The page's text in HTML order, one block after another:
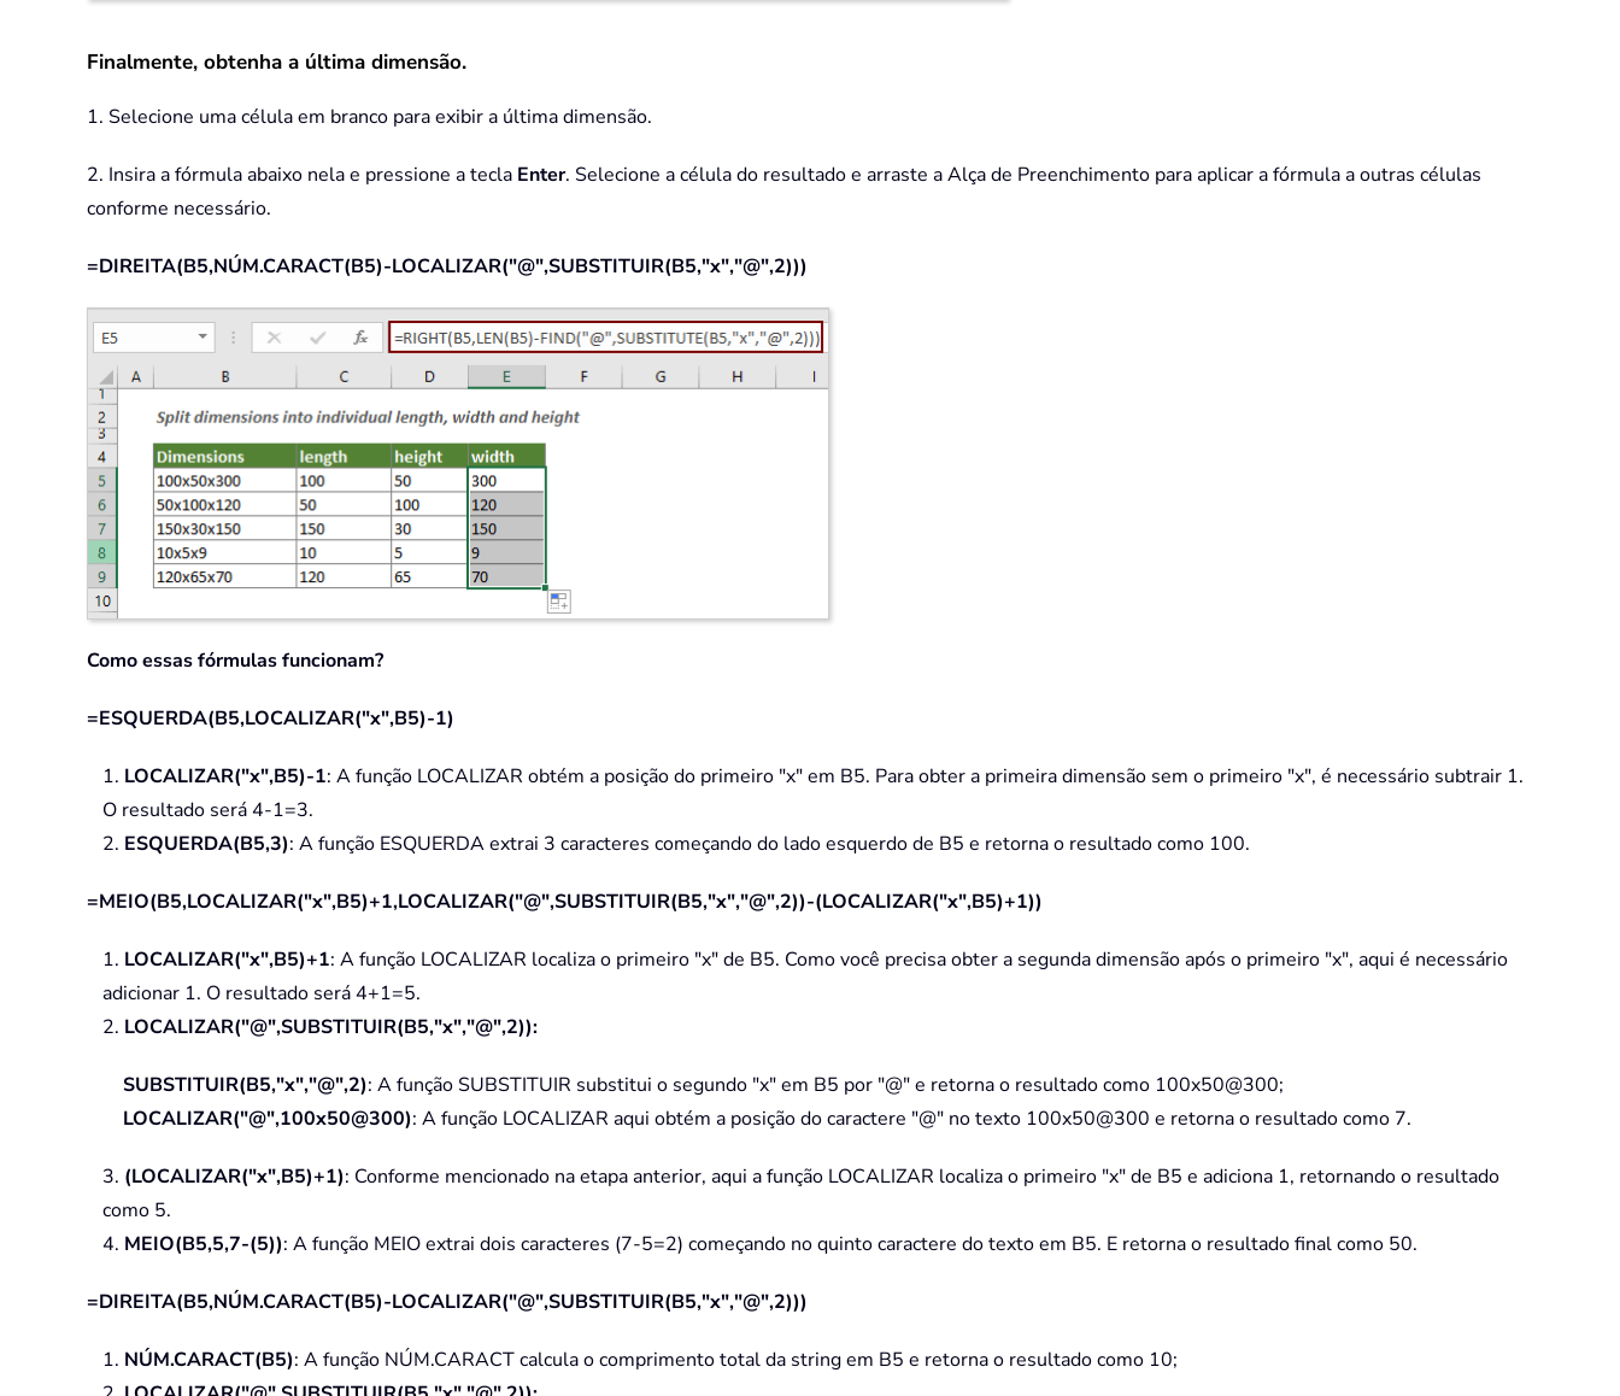
Finalmente, obtenha a última dimensão.
1. Selecione uma célula em branco para exibir a última dimensão.
2. Insira a fórmula abaixo nela e pressione a tecla Enter. Selecione a célula do resultado e arraste a Alça de Preenchimento para aplicar a fórmula a outras células
conforme necessário.
=DIREITA(B5,NÚM.CARACT(B5)-LOCALIZAR("@",SUBSTITUIR(B5,"x","@",2)))
Como essas fórmulas funcionam?
=ESQUERDA(B5,LOCALIZAR("x",B5)-1)
1. LOCALIZAR("x",B5)-1: A função LOCALIZAR obtém a posição do primeiro "x" em B5. Para obter a primeira dimensão sem o primeiro "x", é necessário subtrair 1.
O resultado será 4-1=3.
2. ESQUERDA(B5,3): A função ESQUERDA extrai 3 caracteres começando do lado esquerdo de B5 e retorna o resultado como 100.
=MEIO(B5,LOCALIZAR("x",B5)+1,LOCALIZAR("@",SUBSTITUIR(B5,"x","@",2))-(LOCALIZAR("x",B5)+1))
1. LOCALIZAR("x",B5)+1: A função LOCALIZAR localiza o primeiro "x" de B5. Como você precisa obter a segunda dimensão após o primeiro "x", aqui é necessário
adicionar 1. O resultado será 4+1=5.
2. LOCALIZAR("@",SUBSTITUIR(B5,"x","@",2)):
SUBSTITUIR(B5,"x","@",2): A função SUBSTITUIR substitui o segundo "x" em B5 por "@" e retorna o resultado como 100x50@300;
LOCALIZAR("@",100x50@300): A função LOCALIZAR aqui obtém a posição do caractere "@" no texto 100x50@300 e retorna o resultado como 7.
3. (LOCALIZAR("x",B5)+1): Conforme mencionado na etapa anterior, aqui a função LOCALIZAR localiza o primeiro "x" de B5 e adiciona 1, retornando o resultado
como 5.
4. MEIO(B5,5,7-(5)): A função MEIO extrai dois caracteres (7-5=2) começando no quinto caractere do texto em B5. E retorna o resultado final como 50.
=DIREITA(B5,NÚM.CARACT(B5)-LOCALIZAR("@",SUBSTITUIR(B5,"x","@",2)))
1. NÚM.CARACT(B5): A função NÚM.CARACT calcula o comprimento total da string em B5 e retorna o resultado como 10;